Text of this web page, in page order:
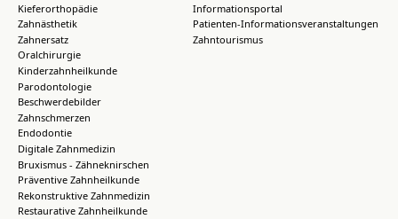
Kieferorthopädie
Zahnästhetik
Zahnersatz
Oralchirurgie
Kinderzahnheilkunde
Parodontologie
Beschwerdebilder
Zahnschmerzen
Endodontie
Digitale Zahnmedizin
Bruxismus - Zähneknirschen
Präventive Zahnheilkunde
Rekonstruktive Zahnmedizin
Restaurative Zahnheilkunde
Informationsportal
Patienten-Informationsveranstaltungen
Zahntourismus